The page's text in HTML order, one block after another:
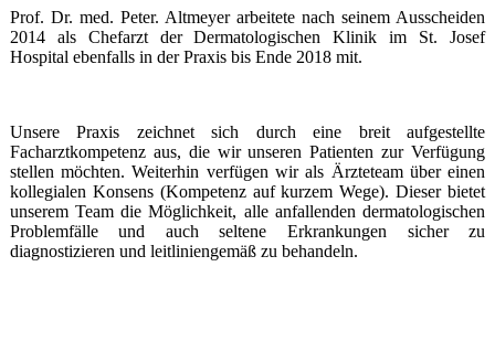
Prof. Dr. med. Peter. Altmeyer arbeitete nach seinem Ausscheiden
2014 als Chefarzt der Dermatologischen Klinik im St. Josef
Hospital ebenfalls in der Praxis bis Ende 2018 mit.
Unsere Praxis zeichnet sich durch eine breit aufgestellte
Facharztkompetenz aus, die wir unseren Patienten zur Verfügung
stellen möchten. Weiterhin verfügen wir als Ärzteteam über einen
kollegialen Konsens (Kompetenz auf kurzem Wege). Dieser bietet
unserem Team die Möglichkeit, alle anfallenden dermatologischen
Problemfälle und auch seltene Erkrankungen sicher zu
diagnostizieren und leitliniengemäß zu behandeln.